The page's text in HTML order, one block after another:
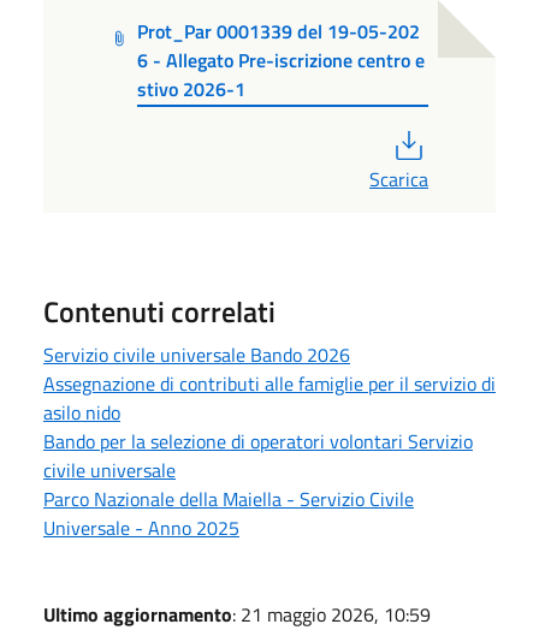
Prot_Par 0001339 del 19-05-202
6 - Allegato Pre-iscrizione centro e
stivo 2026-1
Scarica
Contenuti correlati
Servizio civile universale Bando 2026
Assegnazione di contributi alle famiglie per il servizio di
asilo nido
Bando per la selezione di operatori volontari Servizio
civile universale
Parco Nazionale della Maiella - Servizio Civile
Universale - Anno 2025
Ultimo aggiornamento: 21 maggio 2026, 10:59